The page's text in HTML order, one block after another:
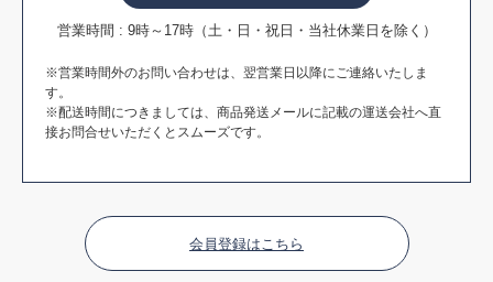
営業時間 : 9時～17時（土・日・祝日・当社休業日を除く）
※営業時間外のお問い合わせは、翌営業日以降にご連絡いたしま
す。
※配送時間につきましては、商品発送メールに記載の運送会社へ直
接お問合せいただくとスムーズです。
会員登録はこちら